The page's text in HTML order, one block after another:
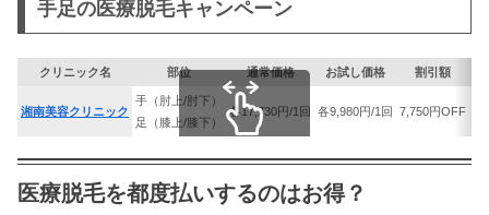
手足の医療脱毛キャンペーン
クリニック名 部位 通常価格 お試し価格 割引額
湘南美容クリニック
手（肘上/肘下）
足（膝上/膝下）
各17,730円/1回 各9,980円/1回 7,750円OFF
医療脱毛を都度払いするのはお得？